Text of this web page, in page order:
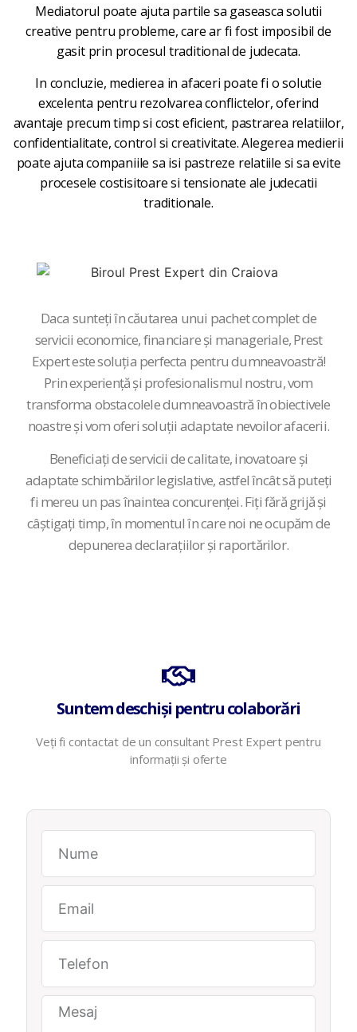
Mediatorul poate ajuta partile sa gaseasca solutii
creative pentru probleme, care ar fi fost imposibil de
gasit prin procesul traditional de judecata.
In concluzie, medierea in afaceri poate fi o solutie
excelenta pentru rezolvarea conflictelor, oferind
avantaje precum timp si cost eficient, pastrarea relatiilor,
confidentialitate, control si creativitate. Alegerea medierii
poate ajuta companiile sa isi pastreze relatiile si sa evite
procesele costisitoare si tensionate ale judecatii
traditionale.
Daca suntețiîncăutarea unui pachet complet de
servicii economice, financiareși manageriale, Prest
Expert estesoluția perfecta pentrudumneavoastră!
Prinexperiențăși profesionalismul nostru, vom
transforma obstacoleledumneavoastrăînobiectivele
noastreșivom oferisoluții adaptate nevoilor afacerii.
Beneficiațide servicii de calitate, inovatoare și
adaptateschimbărilorlegislative, astfelîncâtsăputeți
fi mereu un pasînainteaconcurenței.Fițifărăgrijăși
câștigați timp,în momentulîncare noi neocupămde
depunereadeclarațiilorși raportărilor.
Suntem deschiși pentru colaborări
Veți fi contactat de un consultant Prest Expert pentru
informații și oferte